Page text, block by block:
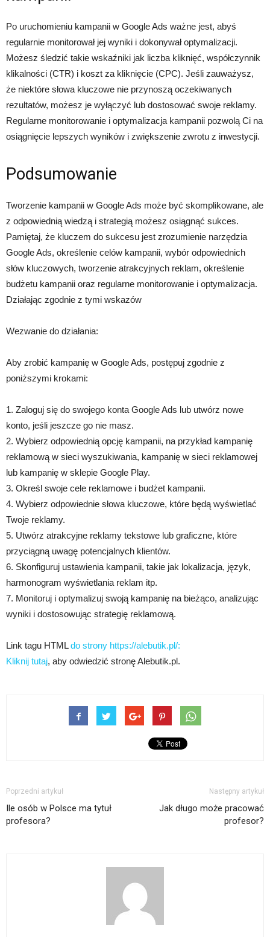
Po uruchomieniu kampanii w Google Ads ważne jest, abyś
regularnie monitorował jej wyniki i dokonywał optymalizacji.
Możesz śledzić takie wskaźniki jak liczba kliknięć, współczynnik
klikalności (CTR) i koszt za kliknięcie (CPC). Jeśli zauważysz,
że niektóre słowa kluczowe nie przynoszą oczekiwanych
rezultatów, możesz je wyłączyć lub dostosować swoje reklamy.
Regularne monitorowanie i optymalizacja kampanii pozwolą Ci na
osiągnięcie lepszych wyników i zwiększenie zwrotu z inwestycji.
Podsumowanie
Tworzenie kampanii w Google Ads może być skomplikowane, ale
z odpowiednią wiedzą i strategią możesz osiągnąć sukces.
Pamiętaj, że kluczem do sukcesu jest zrozumienie narzędzia
Google Ads, określenie celów kampanii, wybór odpowiednich
słów kluczowych, tworzenie atrakcyjnych reklam, określenie
budżetu kampanii oraz regularne monitorowanie i optymalizacja.
Działając zgodnie z tymi wskazów
Wezwanie do działania:
Aby zrobić kampanię w Google Ads, postępuj zgodnie z
poniższymi krokami:
1. Zaloguj się do swojego konta Google Ads lub utwórz nowe
konto, jeśli jeszcze go nie masz.
2. Wybierz odpowiednią opcję kampanii, na przykład kampanię
reklamową w sieci wyszukiwania, kampanię w sieci reklamowej
lub kampanię w sklepie Google Play.
3. Określ swoje cele reklamowe i budżet kampanii.
4. Wybierz odpowiednie słowa kluczowe, które będą wyświetlać
Twoje reklamy.
5. Utwórz atrakcyjne reklamy tekstowe lub graficzne, które
przyciągną uwagę potencjalnych klientów.
6. Skonfiguruj ustawienia kampanii, takie jak lokalizacja, język,
harmonogram wyświetlania reklam itp.
7. Monitoruj i optymalizuj swoją kampanię na bieżąco, analizując
wyniki i dostosowując strategię reklamową.
Link tagu HTMLdo strony https://alebutik.pl/:
Kliknij tutaj, aby odwiedzić stronę Alebutik.pl.
Poprzedni artykuł
Ile osób w Polsce ma tytuł
profesora?
Następny artykuł
Jak długo może pracować
profesor?